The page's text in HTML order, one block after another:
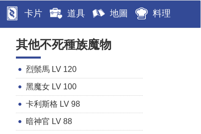
卡片 道具 地圖 料理
其他不死種族魔物
烈鬃馬 LV 120
黑魔女 LV 100
卡利斯格 LV 98
暗神官 LV 88